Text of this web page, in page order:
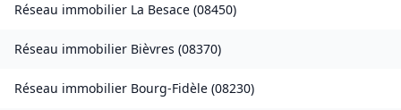
Réseau immobilier La Besace (08450)
Réseau immobilier Bièvres (08370)
Réseau immobilier Bourg-Fidèle (08230)